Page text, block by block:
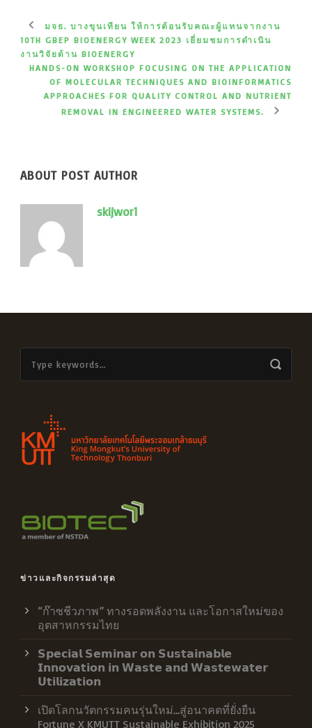
มจธ. บางขุนเทียน ให้การต้อนรับคณะผู้แทนจากงาน
10TH GBEP BIOENERGY WEEK 2023 เยี่ยมชมการดำเนิน
งานวิจัยด้าน BIOENERGY
HANDS-ON WORKSHOP FOCUSING ON THE APPLICATION
OF MOLECULAR TECHNIQUES AND BIOINFORMATICS
APPROACHES FOR QUALITY CONTROL AND NUTRIENT
REMOVAL IN ENGINEERED WATER SYSTEMS.
ABOUT POST AUTHOR
skijwor1
ข่าวและกิจกรรมล่าสุด
“ก๊าซชีวภาพ” ทางรอดพลังงาน และโอกาสใหม่ของ
อุตสาหกรรมไทย
𝗦𝗽𝗲𝗰𝗶𝗮𝗹 𝗦𝗲𝗺𝗶𝗻𝗮𝗿 𝗼𝗻 𝗦𝘂𝘀𝘁𝗮𝗶𝗻𝗮𝗯𝗹𝗲
𝗜𝗻𝗻𝗼𝘃𝗮𝘁𝗶𝗼𝗻 𝗶𝗻 𝗪𝗮𝘀𝘁𝗲 𝗮𝗻𝗱 𝗪𝗮𝘀𝘁𝗲𝘄𝗮𝘁𝗲𝗿
𝗨𝘁𝗶𝗹𝗶𝘇𝗮𝘁𝗶𝗼𝗻
เปิดโลกนวัตกรรมคนรุ่นใหม่…สู่อนาคตที่ยั่งยืน
Fortune X KMUTT Sustainable Exhibition 2025